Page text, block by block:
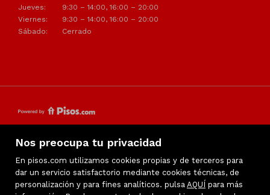
Nos preocupa tu privacidad
En pisos.com utilizamos cookies propias y de terceros para
dar un servicio satisfactorio mediante cookies técnicas, de
personalización y para fines analíticos. pulsa AQUÍ para más
Jueves:
9:30 – 14:00, 16:00 – 20:00
Viernes:
9:30 – 14:00, 16:00 – 20:00
Sábado:
Cerrado
Aviso legal
Mapa Web
Política de cookies